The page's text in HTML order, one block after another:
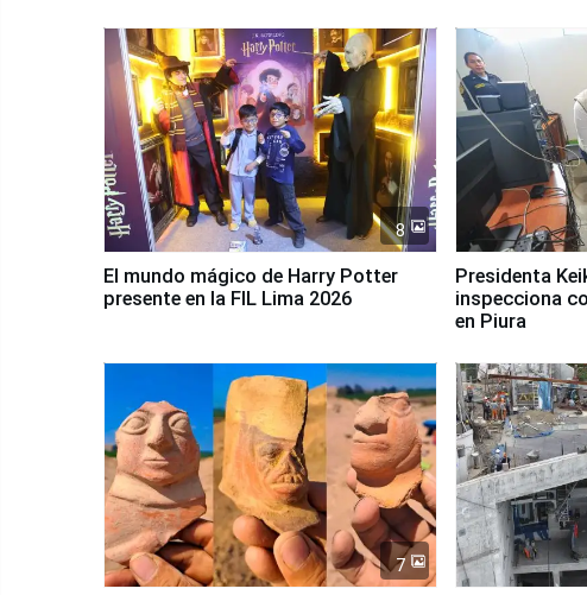
8
El mundo mágico de Harry Potter
presente en la FIL Lima 2026
Presidenta Keiko Fujimori,
inspecciona
en Piura
7